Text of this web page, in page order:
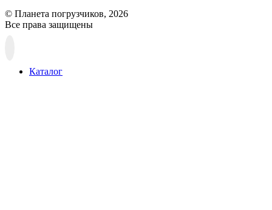
© Планета погрузчиков, 2026
Все права защищены
Каталог